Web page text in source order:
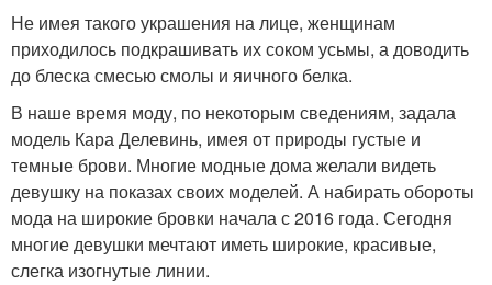
Не имея такого украшения на лице, женщинам
приходилось подкрашивать их соком усьмы, а доводить
до блеска смесью смолы и яичного белка.
В наше время моду, по некоторым сведениям, задала
модель Кара Делевинь, имея от природы густые и
темные брови. Многие модные дома желали видеть
девушку на показах своих моделей. А набирать обороты
мода на широкие бровки начала с 2016 года. Сегодня
многие девушки мечтают иметь широкие, красивые,
слегка изогнутые линии.